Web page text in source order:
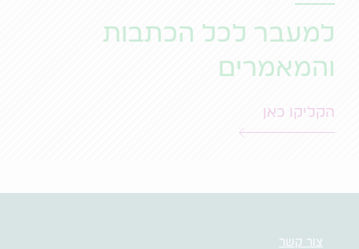
למעבר לכל הכתבות
והמאמרים
הקליקו כאן
צור קשר